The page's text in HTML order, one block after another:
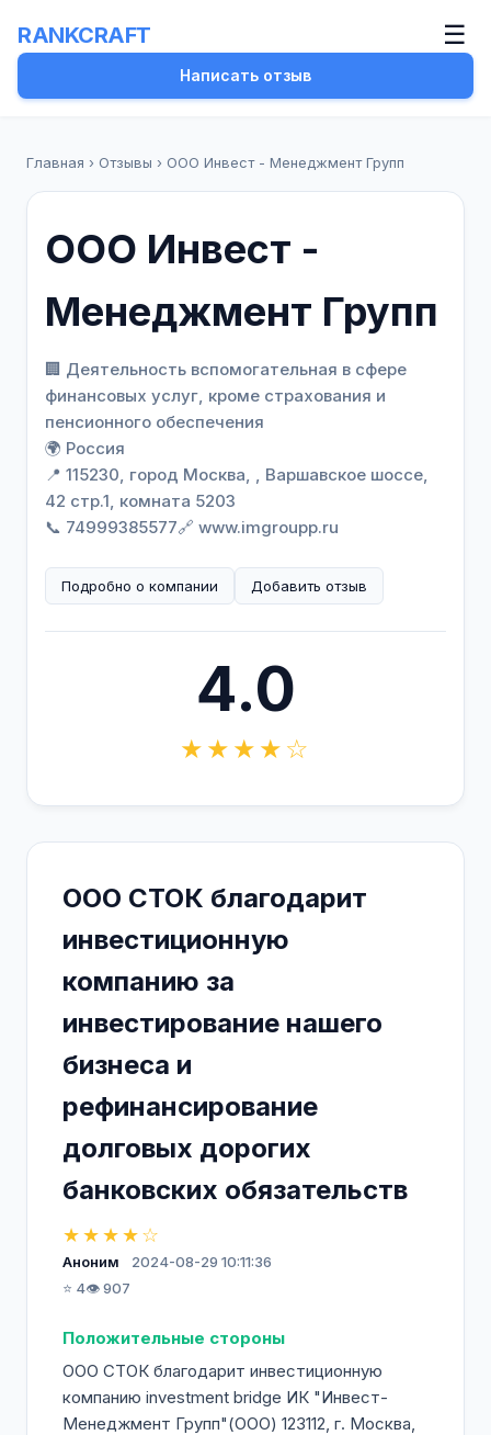
RANKCRAFT ☰
Написать отзыв
Главная › Отзывы › ООО Инвест - Менеджмент Групп
ООО Инвест -
Менеджмент Групп
🏢 Деятельность вспомогательная в сфере
финансовых услуг, кроме страхования и
пенсионного обеспечения
🌍 Россия
📍 115230, город Москва, , Варшавское шоссе,
42 стр.1, комната 5203
📞 74999385577🔗 www.imgroupp.ru
Подробно о компании Добавить отзыв
4.0
★★★★☆
ООО СТОК благодарит
инвестиционную
компанию за
инвестирование нашего
бизнеса и
рефинансирование
долговых дорогих
банковских обязательств
★★★★☆
Аноним
2024-08-29 10:11:36
⭐ 4👁️ 907
Положительные стороны
ООО СТОК благодарит инвестиционную
компанию investment bridge ИК "Инвест-
Менеджмент Групп"(ООО) 123112, г. Москва,